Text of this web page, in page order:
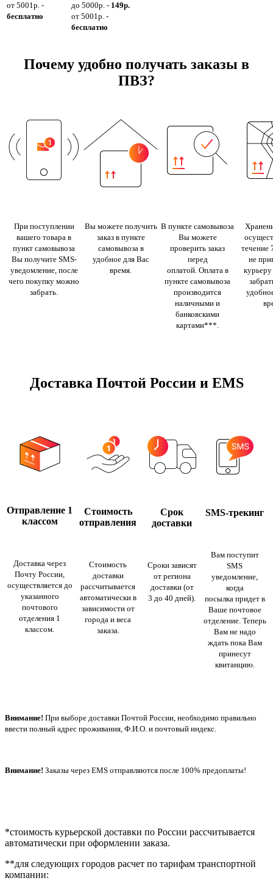
от 5001р. -
бесплатно
до 5000р. - 149р.
от 5001р. -
бесплатно
Почему удобно получать заказы в
ПВЗ?
При поступлении
вашего товара в
пункт самовывоза
Вы получите SMS-
уведомление, после
чего покупку можно
забрать.
Вы можете получить
заказ в пункте
самовывоза в
удобное для Вас
время.
В пункте самовывоза
Вы можете
проверить заказ
перед
оплатой. Оплата в
пункте самовывоза
производится
наличными и
банковскими
картами***.
течение
не
Доставка Почтой России и EMS
Отправление 1
классом
Доставка через
Почту России,
осуществляется до
указанного
почтового
отделения 1
классом.
Стоимость
отправления
Стоимость
доставки
рассчитывается
автоматически в
зависимости от
города и веса
заказа.
Срок
доставки
Сроки зависят
от региона
доставки (от
3 до 40 дней).
SMS-трекинг
Вам поступит
SMS
уведомление,
когда
посылка придет в
Ваше почтовое
отделение. Теперь
Вам не надо
ждать пока Вам
принесут
квитанцию.
Внимание! При выборе доставки Почтой России, необходимо правильно
ввести полный адрес проживания, Ф.И.О. и почтовый индекс.
Внимание! Заказы через EMS отправляются после 100% предоплаты!
*стоимость курьерской доставки по России рассчитывается
автоматически при оформлении заказа.
**для следующих городов расчет по тарифам транспортной
компании: